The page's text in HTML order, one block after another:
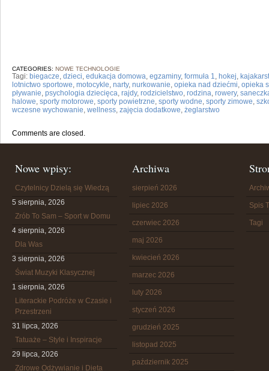
CATEGORIES: NOWE TECHNOLOGIE
Tagi: biegacze, dzieci, edukacja domowa, egzaminy, formuła 1, hokej,
lotnictwo sportowe, motocykle, narty, nurkowanie, opieka nad dziećmi, opieka
pływanie, psychologia dziecięca, rajdy, rodzicielstwo, rodzina, rowery,
halowe, sporty motorowe, sporty powietrzne, sporty wodne, sporty zimowe,
wczesne wychowanie, wellness, zajęcia dodatkowe, żeglarstwo
Comments are closed.
Nowe wpisy:
Czytelnicy Dzielą się Wiedzą
5 sierpnia, 2026
Zrób To Sam – Sport w Domu
4 sierpnia, 2026
Dla Was
3 sierpnia, 2026
Świat Muzyki Klasycznej
1 sierpnia, 2026
Literackie Podróże w Czasie i
Przestrzeni
31 lipca, 2026
Tatuaże – Style i Inspiracje
29 lipca, 2026
Zdrowe Odżywianie i Dieta
Archiwa
sierpień 2026
lipiec 2026
czerwiec 2026
maj 2026
kwiecień 2026
marzec 2026
luty 2026
styczeń 2026
grudzień 2025
listopad 2025
październik 2025
Spis
Tagi